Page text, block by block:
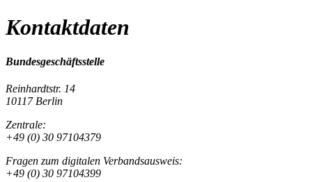
Kontaktdaten
Bundesgeschäftsstelle
Reinhardtstr. 14
10117 Berlin
Zentrale:
+49 (0) 30 97104379
Fragen zum digitalen Verbandsausweis:
+49 (0) 30 97104399